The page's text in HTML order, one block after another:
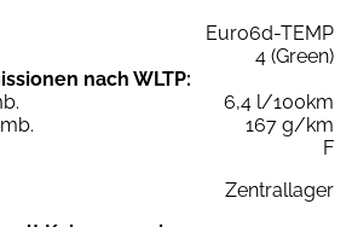
Euro6d-TEMP
4 (Green)
nach WLTP:
6,4 l/100km
167 g/km
F
Zentrallager